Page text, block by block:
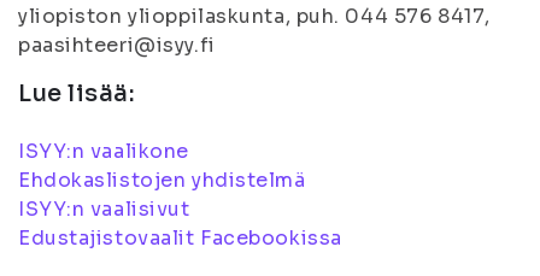
yliopiston ylioppilaskunta, puh. 044 576 8417,
paasihteeri@isyy.fi
Lue lisää:
ISYY:n vaalikone
Ehdokaslistojen yhdistelmä
ISYY:n vaalisivut
Edustajistovaalit Facebookissa